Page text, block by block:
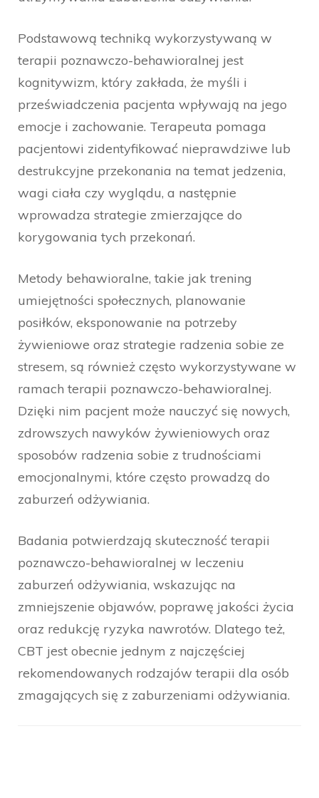
Podstawową techniką wykorzystywaną w
terapii poznawczo-behawioralnej jest
kognitywizm, który zakłada, że myśli i
przeświadczenia pacjenta wpływają na jego
emocje i zachowanie. Terapeuta pomaga
pacjentowi zidentyfikować nieprawdziwe lub
destrukcyjne przekonania na temat jedzenia,
wagi ciała czy wyglądu, a następnie
wprowadza strategie zmierzające do
korygowania tych przekonań.
Metody behawioralne, takie jak trening
umiejętności społecznych, planowanie
posiłków, eksponowanie na potrzeby
żywieniowe oraz strategie radzenia sobie ze
stresem, są również często wykorzystywane w
ramach terapii poznawczo-behawioralnej.
Dzięki nim pacjent może nauczyć się nowych,
zdrowszych nawyków żywieniowych oraz
sposobów radzenia sobie z trudnościami
emocjonalnymi, które często prowadzą do
zaburzeń odżywiania.
Badania potwierdzają skuteczność terapii
poznawczo-behawioralnej w leczeniu
zaburzeń odżywiania, wskazując na
zmniejszenie objawów, poprawę jakości życia
oraz redukcję ryzyka nawrotów. Dlatego też,
CBT jest obecnie jednym z najczęściej
rekomendowanych rodzajów terapii dla osób
zmagających się z zaburzeniami odżywiania.